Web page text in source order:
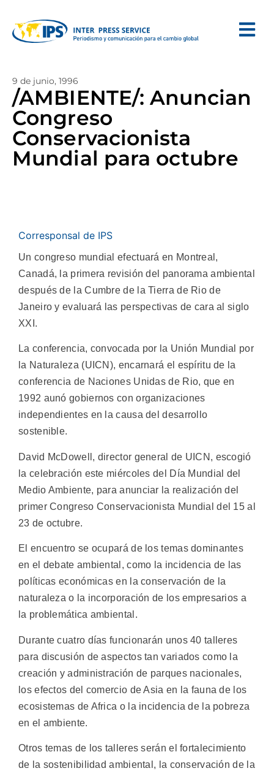
9 de junio, 1996
/AMBIENTE/: Anuncian
Congreso
Conservacionista
Mundial para octubre
Corresponsal de IPS
Un congreso mundial efectuará en Montreal,
Canadá, la primera revisión del panorama ambiental
después de la Cumbre de la Tierra de Rio de
Janeiro y evaluará las perspectivas de cara al siglo
XXI.
La conferencia, convocada por la Unión Mundial por
la Naturaleza (UICN), encarnará el espíritu de la
conferencia de Naciones Unidas de Rio, que en
1992 aunó gobiernos con organizaciones
independientes en la causa del desarrollo
sostenible.
David McDowell, director general de UICN, escogió
la celebración este miércoles del Día Mundial del
Medio Ambiente, para anunciar la realización del
primer Congreso Conservacionista Mundial del 15 al
23 de octubre.
El encuentro se ocupará de los temas dominantes
en el debate ambiental, como la incidencia de las
políticas económicas en la conservación de la
naturaleza o la incorporación de los empresarios a
la problemática ambiental.
Durante cuatro días funcionarán unos 40 talleres
para discusión de aspectos tan variados como la
creación y administración de parques nacionales,
los efectos del comercio de Asia en la fauna de los
ecosistemas de Africa o la incidencia de la pobreza
en el ambiente.
Otros temas de los talleres serán el fortalecimiento
de la sostenibilidad ambiental, la conservación de la